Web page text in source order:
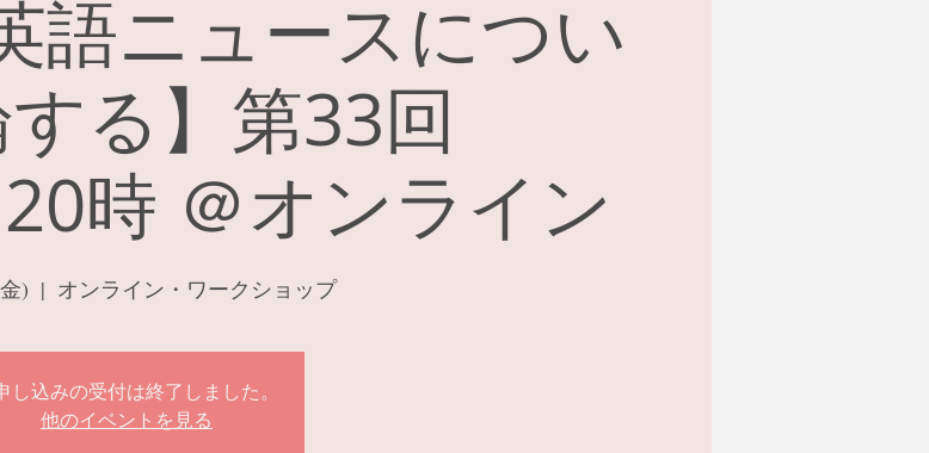
語ニュースについ
る】第33回
時 ＠オンライン
)
  |
オンライン・ワークショップ
し込みの受付は終了しました。
他のイベントを見る